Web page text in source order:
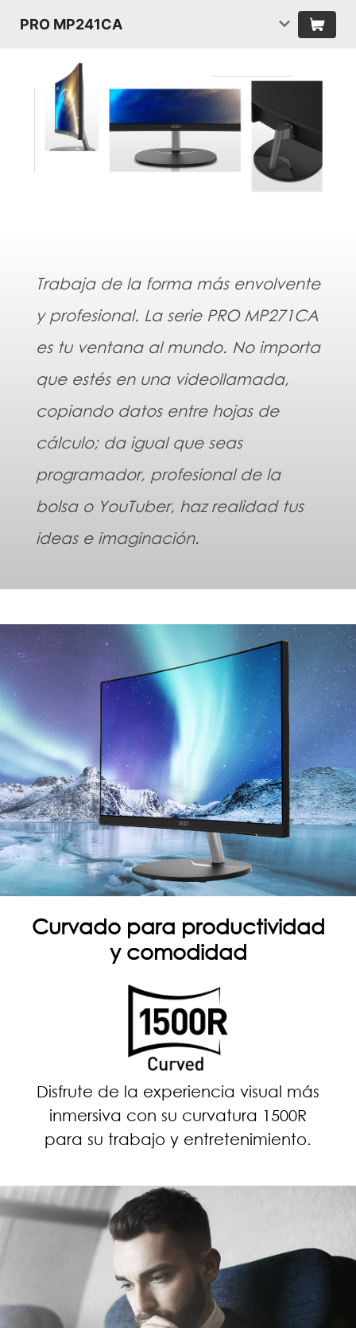
PRO MP241CA
Trabaja de la forma más envolvente
y profesional. La serie PRO MP271CA
es tu ventana al mundo. No importa
que estés en una videollamada,
copiando datos entre hojas de
cálculo; da igual que seas
programador, profesional de la
bolsa o YouTuber, haz realidad tus
ideas e imaginación.
Curvado para productividad
y comodidad
Disfrute de la experiencia visual más
inmersiva con su curvatura 1500R
para su trabajo y entretenimiento.